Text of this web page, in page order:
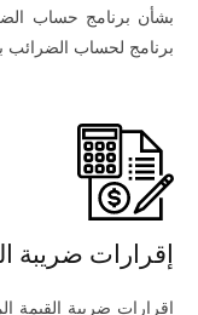
بشأن برنامج حساب
برنامج لحساب
إقرارات ضريبة
إقرارات ضريبة القيمة